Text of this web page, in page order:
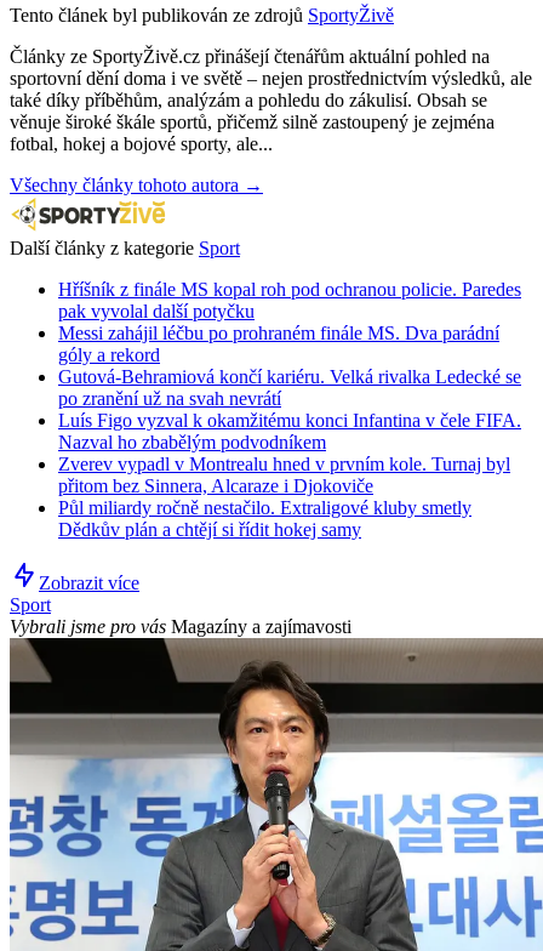
Tento článek byl publikován ze zdrojů SportyŽivě
Články ze SportyŽivě.cz přinášejí čtenářům aktuální pohled na
sportovní dění doma i ve světě – nejen prostřednictvím výsledků, ale
také díky příběhům, analýzám a pohledu do zákulisí. Obsah se
věnuje široké škále sportů, přičemž silně zastoupený je zejména
fotbal, hokej a bojové sporty, ale...
Všechny články tohoto autora →
Další články z kategorie Sport
Hříšník z finále MS kopal roh pod ochranou policie. Paredes
pak vyvolal další potyčku
Messi zahájil léčbu po prohraném finále MS. Dva parádní
góly a rekord
Gutová-Behramiová končí kariéru. Velká rivalka Ledecké se
po zranění už na svah nevrátí
Luís Figo vyzval k okamžitému konci Infantina v čele FIFA.
Nazval ho zbabělým podvodníkem
Zverev vypadl v Montrealu hned v prvním kole. Turnaj byl
přitom bez Sinnera, Alcaraze i Djokoviče
Půl miliardy ročně nestačilo. Extraligové kluby smetly
Dědkův plán a chtějí si řídit hokej samy
Zobrazit více
Sport
Vybrali jsme pro vás Magazíny a zajímavosti